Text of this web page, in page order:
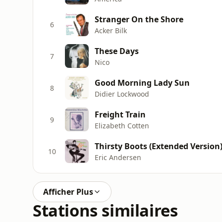
6 Stranger On the Shore
Acker Bilk
7 These Days
Nico
8 Good Morning Lady Sun
Didier Lockwood
9 Freight Train
Elizabeth Cotten
10 Thirsty Boots (Extended Version)
Eric Andersen
Afficher Plus
Stations similaires